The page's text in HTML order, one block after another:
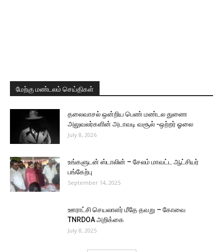
மேற்கு மண்டலம் செய்திகள்
தலைவாசல் ஒன்றிய பெண் மண்டல துணை
அலுவலர்களின் அடாவடி வசூல் -ஒற்றர் ஓலை
July 8, 2026
உங்களுடன் ஸ்டாலின் – சேலம் மாவட்ட ஆட்சியர்
பங்கேற்பு
September 14, 2025
ஊராட்சி செயலாளர் மீதே தவறு – கோவை
TNRDOA அறிக்கை
July 8, 2025